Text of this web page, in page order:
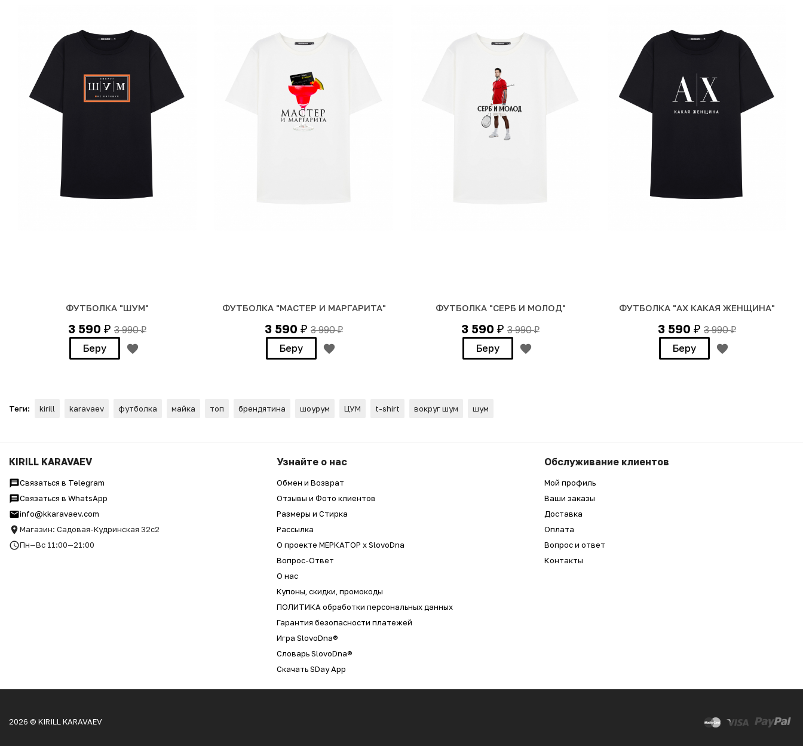
ФУТБОЛКА "ШУМ"
3 590 ₽ 3 990₽
Беру
ФУТБОЛКА "МАСТЕР И МАРГАРИТА"
3 590 ₽ 3 990₽
Беру
ФУТБОЛКА "СЕРБ И МОЛОД"
3 590 ₽ 3 990₽
Беру
ФУТБОЛКА "АХ КАКАЯ ЖЕНЩИНА"
3 590 ₽ 3 990₽
Беру
Теги: kirill karavaev футболка майка топ брендятина шоурум ЦУМ t-shirt вокруг шум шум
KIRILL KARAVAEV
Связаться в Telegram
Связаться в WhatsApp
info@kkaravaev.com
Магазин: Садовая-Кудринская 32с2
Пн—Вс 11:00—21:00
Узнайте о нас
Обмен и Возврат
Отзывы и Фото клиентов
Размеры и Стирка
Рассылка
О проекте МЕРКАТОР x SlovoDna
Вопрос-Ответ
О нас
Купоны, скидки, промокоды
ПОЛИТИКА обработки персональных данных
Гарантия безопасности платежей
Игра SlovoDna®
Словарь SlovoDna®
Скачать SDay App
Обслуживание клиентов
Мой профиль
Ваши заказы
Доставка
Оплата
Вопрос и ответ
Контакты
2026 © KIRILL KARAVAEV